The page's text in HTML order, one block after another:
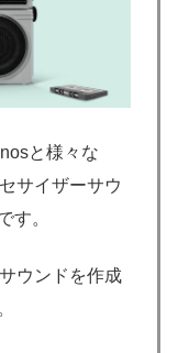
と様々な
サイザーサウ
す。
ウンドを作成